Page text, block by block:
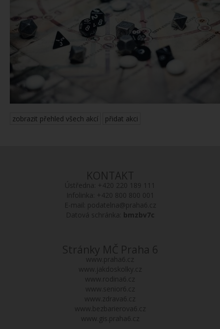
zobrazit přehled všech akcí přidat akci
KONTAKT
Ústředna: +420 220 189 111
Infolinka: +420 800 800 001
E-mail: podatelna@praha6.cz
Datová schránka: bmzbv7c
Stránky MČ Praha 6
www.praha6.cz
www.jakdoskolky.cz
www.rodina6.cz
www.senior6.cz
www.zdrava6.cz
www.bezbarierova6.cz
www.gis.praha6.cz